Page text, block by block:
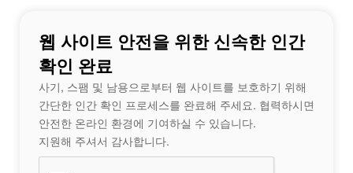
웹 사이트 안전을 위한 신속한 인간
확인 완료
사기, 스팸 및 남용으로부터 웹 사이트를 보호하기 위해
간단한 인간 확인 프로세스를 완료해 주세요. 협력하시면
안전한 온라인 환경에 기여하실 수 있습니다.
지원해 주셔서 감사합니다.